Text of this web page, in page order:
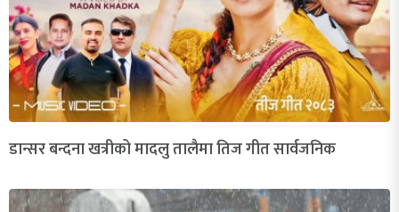
डान्सर बन्दना खत्रीको मादलु तालैमा तिज गीत सार्वजनिक